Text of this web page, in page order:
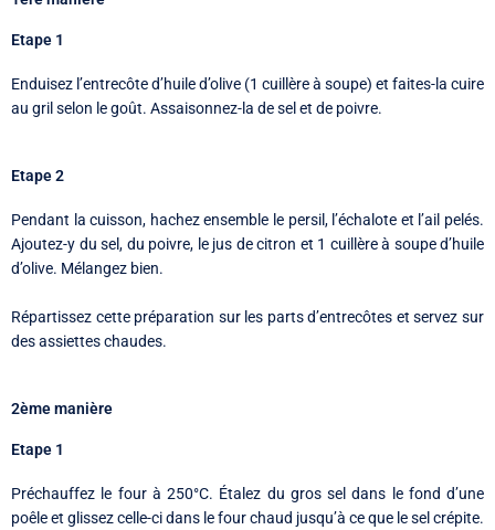
Etape 1
Enduisez l’entrecôte d’huile d’olive (1 cuillère à soupe) et faites-la cuire
au gril selon le goût. Assaisonnez-la de sel et de poivre.
Etape 2
Pendant la cuisson, hachez ensemble le persil, l’échalote et l’ail pelés.
Ajoutez-y du sel, du poivre, le jus de citron et 1 cuillère à soupe d’huile
d’olive. Mélangez bien.
Répartissez cette préparation sur les parts d’entrecôtes et servez sur
des assiettes chaudes.
2ème manière
Etape 1
Préchauffez le four à 250°C. Étalez du gros sel dans le fond d’une
poêle et glissez celle-ci dans le four chaud jusqu’à ce que le sel crépite.